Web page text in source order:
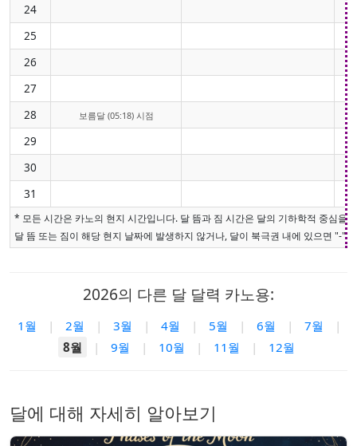
24
25
26
27
28
보름달 (05:18) 시점
29
30
31
* 모든 시간은 카노의 현지 시간입니다. 달 뜸과 짐 시간은 달의 기하학적 중심을
달 뜸 또는 짐이 해당 현지 날짜에 발생하지 않거나, 달이 북극권 내에 있으면 "-"
2026의 다른 달 달력 카노용:
1월 | 2월 | 3월 | 4월 | 5월 | 6월 | 7월
|
8월
| 9월 | 10월 | 11월 | 12월
달에 대해 자세히 알아보기